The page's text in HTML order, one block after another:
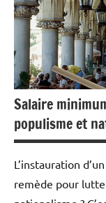
Salaire
populisme et
L’instauration
remède pour